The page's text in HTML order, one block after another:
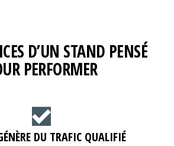
D’UN STAND PENSÉ
PERFORMER
DU TRAFIC QUALIFIÉ